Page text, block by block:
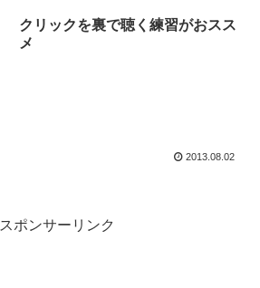
クリックを裏で聴く練習がおスス
メ
2013.08.02
スポンサーリンク